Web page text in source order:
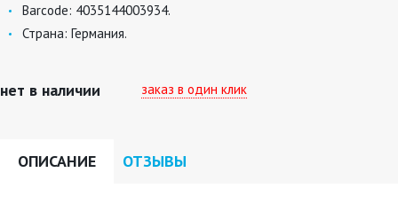
Barcode: 4035144003934.
Страна: Германия.
нет в наличии заказ в один клик
ОПИСАНИЕ ОТЗЫВЫ